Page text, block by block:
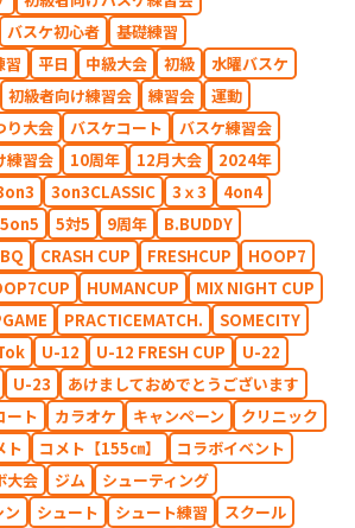
バスケ初心者
基礎練習
習
平日 中級大会 初級
水曜バスケ
初級者向け練習会 練習会
運動
り大会 バスケコート
バスケ練習会
練習会 10周年 12月大会
2024年
3on3CLASSIC 3ｘ3
4on4
5on5 5対5 9周年
B.BUDDY
CRASH CUP FRESHCUP
HOOP7
HUMANCUP
MIX NIGHT CUP
PRACTICEMATCH.
SOMECITY
U-12 U-12 FRESH CUP
U-22
U-23
あけましておめでとうございます
ート カラオケ キャンペーン
クリニック
ト コメト【155㎝】
コラボイベント
大会 ジム
シューティング
ン
シュート シュート練習
スクール